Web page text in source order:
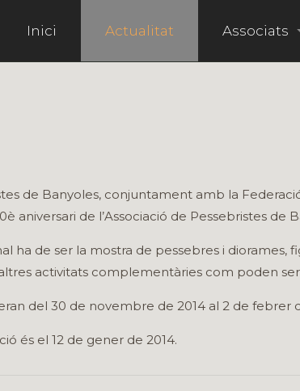
Inici Actualitat Associats
de Banyoles, conjuntament amb la
aniversari de l’Associació de Pessebristes de
ha de ser la mostra de pessebres i diorames,
activitats complementàries com poden
del 30 de novembre de 2014 al 2 de febrer
és el 12 de gener de 2014.